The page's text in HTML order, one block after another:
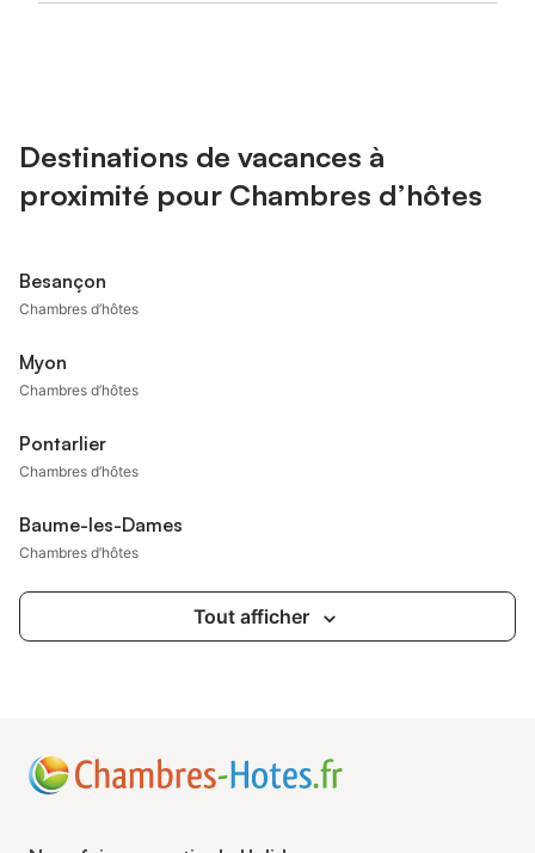
Destinations de vacances à
proximité pour Chambres d’hôtes
Besançon
Chambres d’hôtes
Myon
Chambres d’hôtes
Pontarlier
Chambres d’hôtes
Baume-les-Dames
Chambres d’hôtes
Tout afficher